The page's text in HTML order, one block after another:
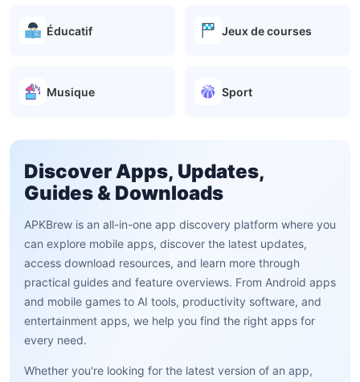
Éducatif Jeux de courses
Musique Sport
Discover Apps, Updates,
Guides & Downloads
APKBrew is an all-in-one app discovery platform where you
can explore mobile apps, discover the latest updates,
access download resources, and learn more through
practical guides and feature overviews. From Android apps
and mobile games to AI tools, productivity software, and
entertainment apps, we help you find the right apps for
every need.
Whether you're looking for the latest version of an app,